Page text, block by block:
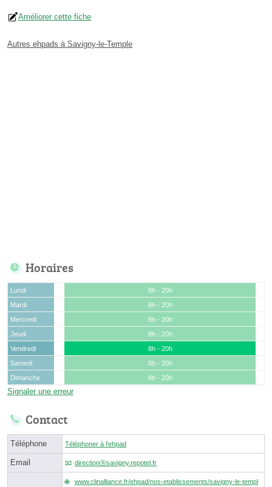
Améliorer cette fiche
Autres ehpads à Savigny-le-Temple
Horaires
Lundi
8h - 20h
Mardi
8h - 20h
Mercredi
8h - 20h
Jeudi
8h - 20h
Vendredi
8h - 20h
Samedi
8h - 20h
Dimanche
8h - 20h
Signaler une erreur
Contact
Téléphone Téléphoner à l'ehpad
Email directionⓐsavigny.repotel.fr
www.clinalliance.fr/ehpad/nos-etablissements/savigny-le-templ